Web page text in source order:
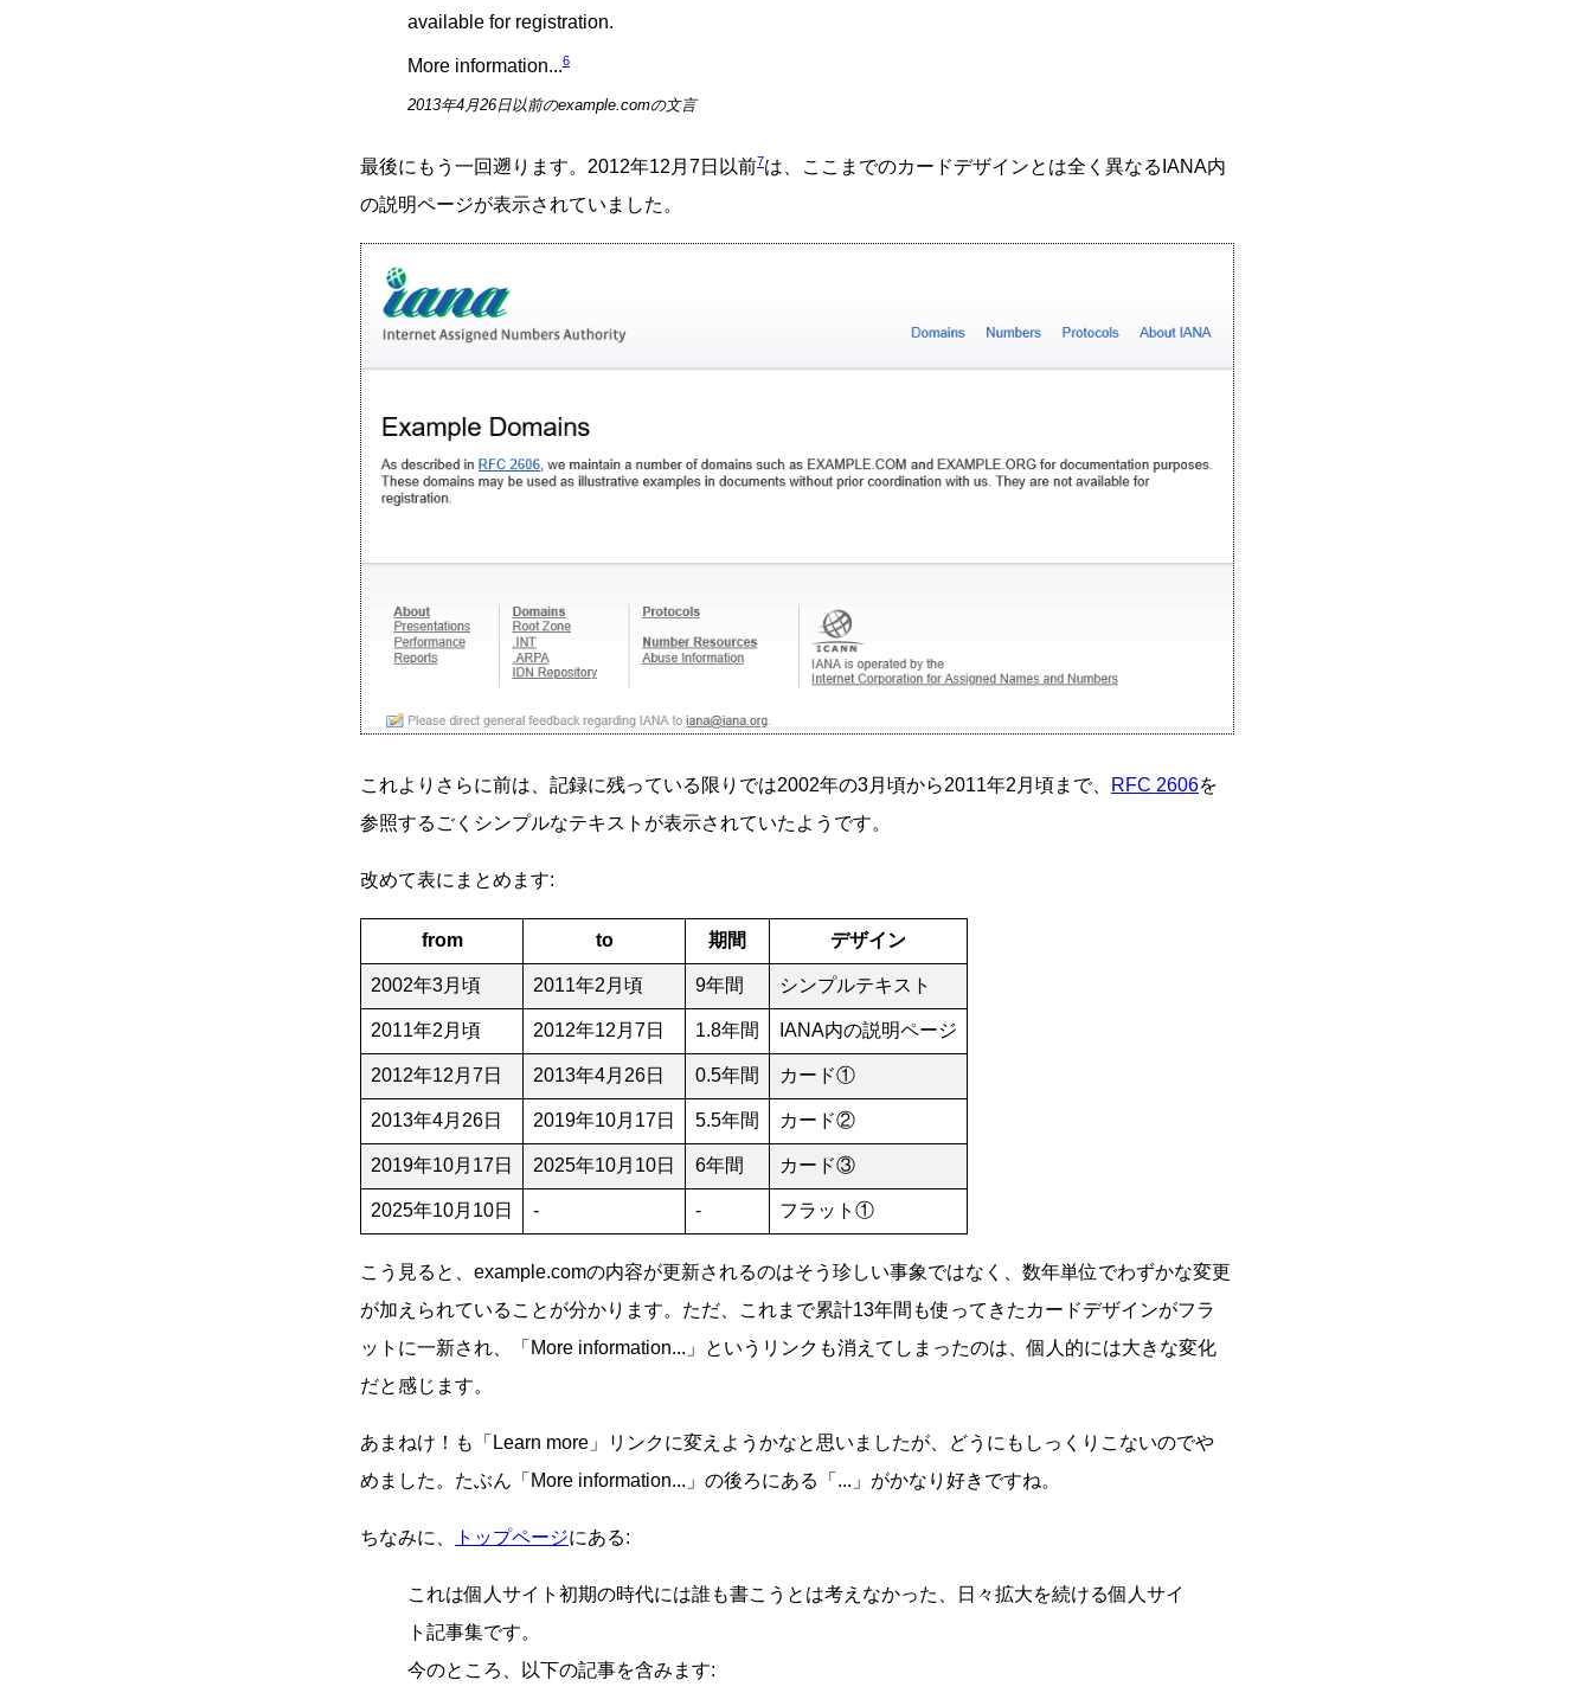
available for registration.
More information...6
2013年4月26日以前のexample.comの文言
最後にもう一回遡ります。2012年12月7日以前7は、ここまでのカードデザインとは全く異なるIANA内
の説明ページが表示されていました。
これよりさらに前は、記録に残っている限りでは2002年の3月頃から2011年2月頃まで、 RFC 2606を
参照するごくシンプルなテキストが表示されていたようです。
改めて表にまとめます:
from to 期間 デザイン
2002年3月頃 2011年2月頃 9年間 シンプルテキスト
2011年2月頃 2012年12月7日 1.8年間 IANA内の説明ページ
2012年12月7日 2013年4月26日 0.5年間 カード①
2013年4月26日 2019年10月17日 5.5年間 カード②
2019年10月17日 2025年10月10日 6年間 カード③
2025年10月10日 - - フラット①
こう見ると、example.comの内容が更新されるのはそう珍しい事象ではなく、数年単位でわずかな変更
が加えられていることが分かります。ただ、これまで累計13年間も使ってきたカードデザインがフラ
ットに一新され、「More information...」というリンクも消えてしまったのは、個人的には大きな変化
だと感じます。
あまねけ！も「Learn more」リンクに変えようかなと思いましたが、どうにもしっくりこないのでや
めました。たぶん「More information...」の後ろにある「...」がかなり好きですね。
ちなみに、 トップページにある:
これは個人サイト初期の時代には誰も書こうとは考えなかった、日々拡大を続ける個人サイ
ト記事集です。
今のところ、以下の記事を含みます: